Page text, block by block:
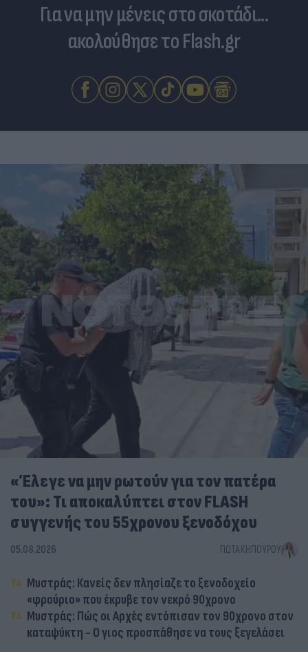
Για να μην μένεις στο σκοτάδι...
ακολούθησε το Flash.gr
«Έλεγε να μην ρωτούν για τον πατέρα
του»: Τι αποκαλύπτει στον FLASH
συγγενής του 55χρονου ξενοδόχου
05.08.2026 ΓΙΏΤΑ ΚΗΠΟΥΡΟΎ
Μυστράς: Κανείς δεν πλησίαζε το ξενοδοχείο
«φρούριο» που έκρυβε τον νεκρό 90χρονο
Μυστράς: Πώς οι Αρχές εντόπισαν τον 90χρονο στον
καταψύκτη - Ο γιος προσπάθησε να τους ξεγελάσει